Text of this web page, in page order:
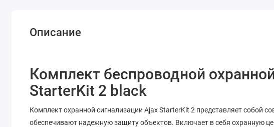
Описание
Комплект беспроводной
StarterKit 2 black
Комплект охранной сигнализации Ajax StarterKit 2 представляет собой
обеспечивают надежную защиту объектов. Включает в себя охранную